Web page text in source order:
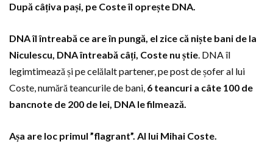
După câțiva pași, pe Coste îl oprește DNA.
DNA îl întreabă ce are în pungă, el zice că niște bani de la
Niculescu, DNA întreabă câți, Coste nu știe. DNA îl
legimtimează și pe celălalt partener, pe post de șofer al lui
Coste, numără teancurile de bani, 6 teancuri a câte 100 de
bancnote de 200 de lei, DNA le filmează.
Așa are loc primul ”flagrant”. Al lui Mihai Coste.